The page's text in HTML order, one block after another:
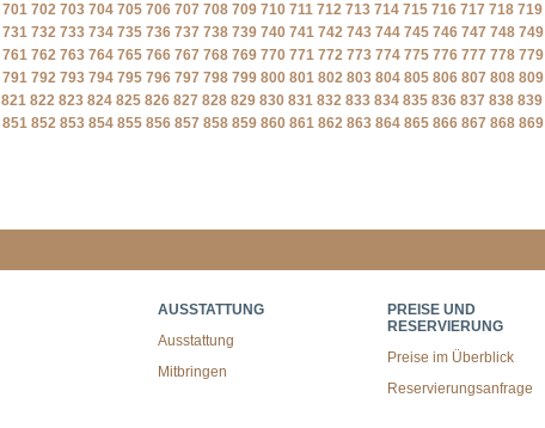
701 702 703 704 705 706 707 708 709 710 711 712 713 714 715 716 717 718 719
731 732 733 734 735 736 737 738 739 740 741 742 743 744 745 746 747 748 749
761 762 763 764 765 766 767 768 769 770 771 772 773 774 775 776 777 778 779
791 792 793 794 795 796 797 798 799 800 801 802 803 804 805 806 807 808 809
821 822 823 824 825 826 827 828 829 830 831 832 833 834 835 836 837 838 839
851 852 853 854 855 856 857 858 859 860 861 862 863 864 865 866 867 868 869
AUSSTATTUNG
Ausstattung
Mitbringen
PREISE UND
RESERVIERUNG
Preise im Überblick
Reservierungsanfrage